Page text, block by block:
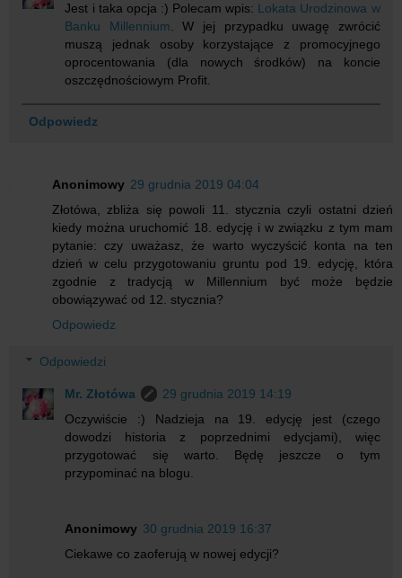
Jest i taka opcja :) Polecam wpis: Lokata Urodzinowa w
Banku Millennium. W jej przypadku uwagę zwrócić
muszą jednak osoby korzystające z promocyjnego
oprocentowania (dla nowych środków) na koncie
oszczędnościowym Profit.
Odpowiedz
Anonimowy 29 grudnia 2019 04:04
Złotówa, zbliża się powoli 11. stycznia czyli ostatni dzień
kiedy można uruchomić 18. edycję i w związku z tym mam
pytanie: czy uważasz, że warto wyczyścić konta na ten
dzień w celu przygotowaniu gruntu pod 19. edycję, która
zgodnie z tradycją w Millennium być może będzie
obowiązywać od 12. stycznia?
Odpowiedz
Odpowiedzi
Mr. Złotówa
29 grudnia 2019 14:19
Oczywiście :) Nadzieja na 19. edycję jest (czego
dowodzi historia z poprzednimi edycjami), więc
przygotować się warto. Będę jeszcze o tym
przypominać na blogu.
Anonimowy 30 grudnia 2019 16:37
Ciekawe co zaoferują w nowej edycji?